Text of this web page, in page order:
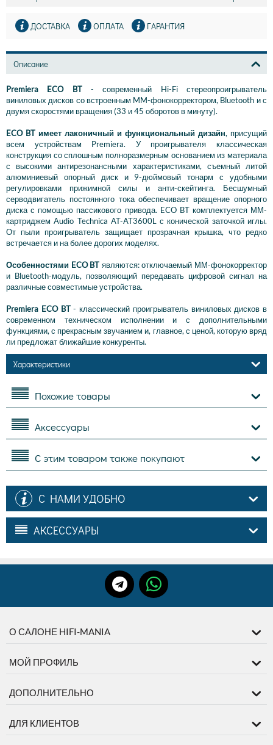
ДОСТАВКА ОПЛАТА ГАРАНТИЯ
Описание
Premiera ECO BT- современный Hi-Fi стереопроигрыватель
виниловых дисков со встроенным MM-фонокорректором, Bluetooth и с
двумя скоростями вращения (33 и 45 оборотов в минуту).
ECO BT имеет лаконичный и функциональный дизайн, присущий
всем устройствам Premiera. У проигрывателя классическая
конструкция со сплошным полноразмерным основанием из материала
с высокими антирезонансными характеристиками, съемный литой
алюминиевый опорный диск и 9-дюймовый тонарм с удобными
регулировками прижимной силы и анти-скейтинга. Бесшумный
серводвигатель постоянного тока обеспечивает вращение опорного
диска с помощью пассикового привода. ECO BT комплектуется ММ-
картриджем Audio Technica AT-AT3600L с конической заточкой иглы.
От пыли проигрыватель защищает прозрачная крышка, что редко
встречается и на более дорогих моделях.
Особенностями ECO BT являются: отключаемый ММ-фонокорректор
и Bluetooth-модуль, позволяющий передавать цифровой сигнал на
различные совместимые устройства.
Premiera ECO BT- классический проигрыватель виниловых дисков в
современном техническом исполнении и с дополнительными
функциями, с прекрасным звучанием и, главное, с ценой, которую вряд
ли предложат ближайшие конкуренты.
Характеристики
Похожие товары
Аксессуары
С этим товаром также покупают
С НАМИ УДОБНО
АКСЕССУАРЫ
О САЛОНЕ HIFI-MANIA
МОЙ ПРОФИЛЬ
ДОПОЛНИТЕЛЬНО
ДЛЯ КЛИЕНТОВ